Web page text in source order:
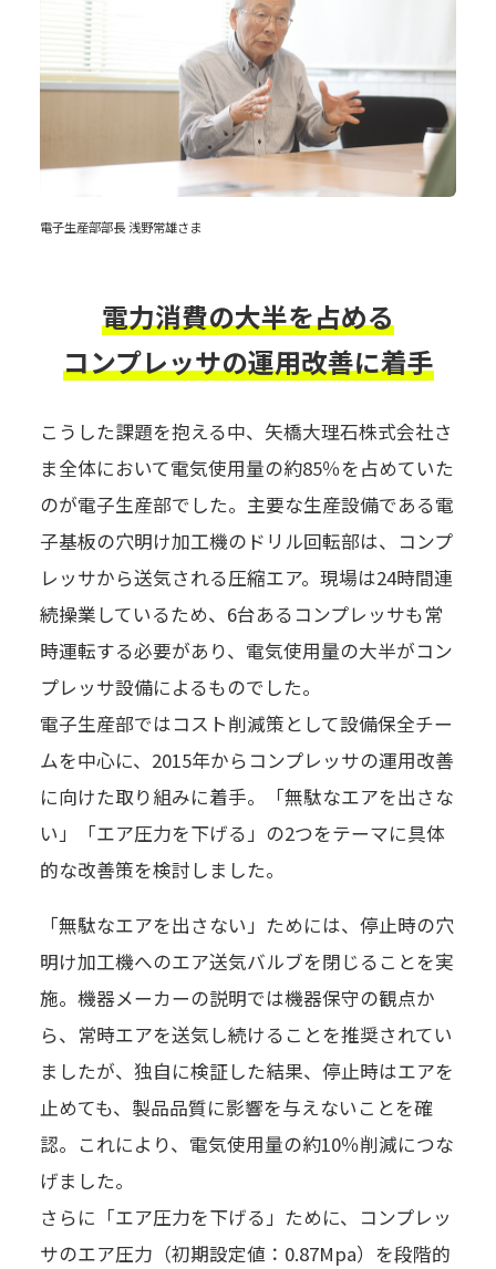
電子生産部部長 浅野常雄さま
電力消費の大半を占める
コンプレッサの運用改善に着手
こうした課題を抱える中、矢橋大理石株式会社さ
ま全体において電気使用量の約85％を占めていた
のが電子生産部でした。主要な生産設備である電
子基板の穴明け加工機のドリル回転部は、コンプ
レッサから送気される圧縮エア。現場は24時間連
続操業しているため、6台あるコンプレッサも常
時運転する必要があり、電気使用量の大半がコン
プレッサ設備によるものでした。
電子生産部ではコスト削減策として設備保全チー
ムを中心に、2015年からコンプレッサの運用改善
に向けた取り組みに着手。「無駄なエアを出さな
い」「エア圧力を下げる」の2つをテーマに具体
的な改善策を検討しました。
「無駄なエアを出さない」ためには、停止時の穴
明け加工機へのエア送気バルブを閉じることを実
施。機器メーカーの説明では機器保守の観点か
ら、常時エアを送気し続けることを推奨されてい
ましたが、独自に検証した結果、停止時はエアを
止めても、製品品質に影響を与えないことを確
認。これにより、電気使用量の約10％削減につな
げました。
さらに「エア圧力を下げる」ために、コンプレッ
サのエア圧力（初期設定値：0.87Mpa）を段階的